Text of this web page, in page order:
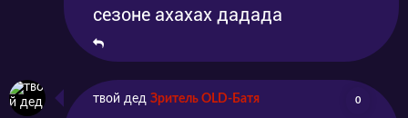
сезоне ахахах дадада
твой дед Зритель OLD-Батя 0